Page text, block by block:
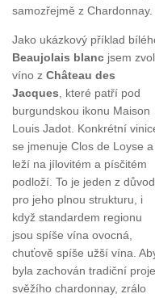
samozřejmě z Chardonnay.
Jako ukázkový příklad
Beaujolais blanc jsem
víno z Château des
Jacques , které patří pod
burgundskou ikonu Maison
Louis Jadot. Konkrétní
se jmenuje Clos de Loyse a
leží na jílovitém a písčitém
podloží. To je jeden z
pro jeho plnou strukturu, i
když standardem regionu
jsou spíše vína ovocná,
chuťově spíše užší vína.
byla zachován tradiční
svěžího chardonnay, zrálo